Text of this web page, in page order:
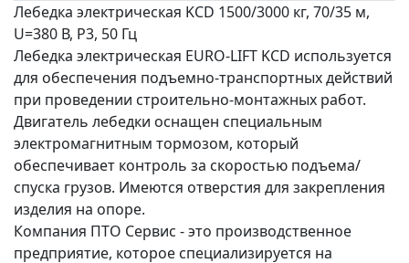
Лебедка электрическая KCD 1500/3000 кг, 70/35 м,
U=380 В, P3, 50 Гц
Лебедка электрическая EURO-LIFT KCD используется
для обеспечения подъемно-транспортных действий
при проведении строительно-монтажных работ.
Двигатель лебедки оснащен специальным
электромагнитным тормозом, который
обеспечивает контроль за скоростью подъема/
спуска грузов. Имеются отверстия для закрепления
изделия на опоре.
Компания ПТО Сервис - это производственное
предприятие, которое специализируется на